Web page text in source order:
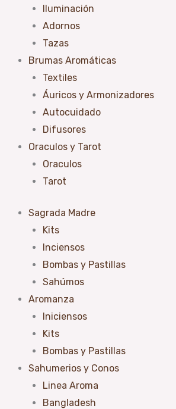
Iluminación
Adornos
Tazas
Brumas Aromáticas
Textiles
Áuricos y Armonizadores
Autocuidado
Difusores
Oraculos y Tarot
Oraculos
Tarot
Sagrada Madre
Kits
Inciensos
Bombas y Pastillas
Sahúmos
Aromanza
Iniciensos
Kits
Bombas y Pastillas
Sahumerios y Conos
Linea Aroma
Bangladesh